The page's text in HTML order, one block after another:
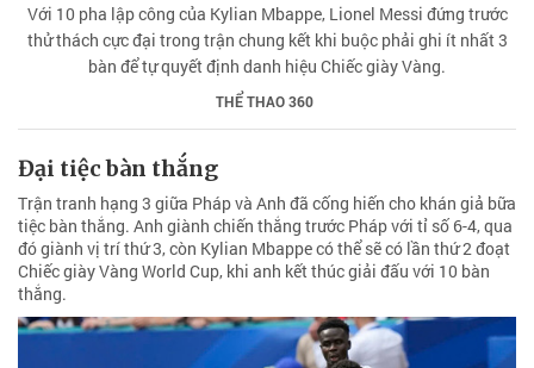
Với 10 pha lập công của Kylian Mbappe, Lionel Messi đứng trước
thử thách cực đại trong trận chung kết khi buộc phải ghi ít nhất 3
bàn để tự quyết định danh hiệu Chiếc giày Vàng.
THỂ THAO 360
Đại tiệc bàn thắng
Trận tranh hạng 3 giữa Pháp và Anh đã cống hiến cho khán giả bữa
tiệc bàn thắng. Anh giành chiến thắng trước Pháp với tỉ số 6-4, qua
đó giành vị trí thứ 3, còn Kylian Mbappe có thể sẽ có lần thứ 2 đoạt
Chiếc giày Vàng World Cup, khi anh kết thúc giải đấu với 10 bàn
thắng.